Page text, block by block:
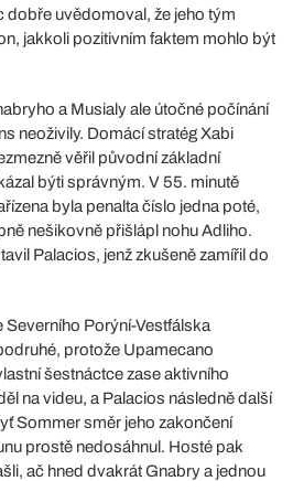
dobře uvědomoval, že jeho tým
jakkoli pozitivním faktem mohlo být
a Musialy ale útočné počínání
neoživily. Domácí stratég Xabi
věřil původní základní
býti správným. V 55. minutě
byla penalta číslo jedna poté,
nešikovně přišlápl nohu Adliho.
Palacios, jenž zkušeně zamířil do
Severního Porýní-Vestfálska
protože Upamecano
šestnáctce zase aktivního
na videu, a Palacios následně další
Sommer směr jeho zakončení
prostě nedosáhnul. Hosté pak
ač hned dvakrát Gnabry a jednou